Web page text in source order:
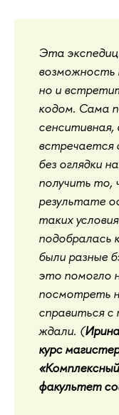
Эта
возможность
но и
кодом. Сама
без оглядки
получить то,
результате
таких
подобралась
были разные
это помогло
посмотреть
справиться
ждали. (
курс
факультет